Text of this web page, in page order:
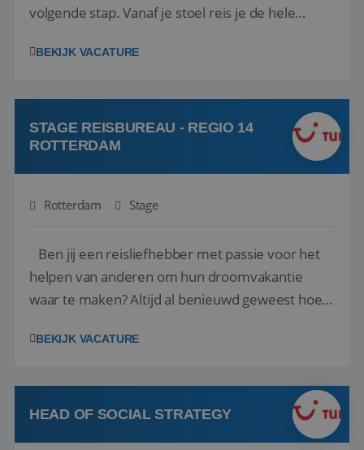
volgende stap. Vanaf je stoel reis je de hele
wensen van je team, je klant en wat er in de
klanten te overtuigen om die droomreis te
boeken! ...
BEKIJK VACATURE
STAGE REISBUREAU - REGIO 14
ROTTERDAM
Rotterdam Stage
Ben jij een reisliefhebber met passie voor het
helpen van anderen om hun droomvakantie
waar te maken? Altijd al benieuwd geweest hoe
van de grootste reisorganisaties? Dan is een
op zoek naar een enthousiaste, leergie...
BEKIJK VACATURE
HEAD OF SOCIAL STRATEGY